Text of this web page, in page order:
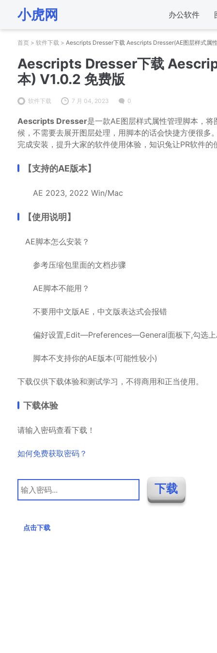
小虎网 办公软件
首页 > 软件下载 > Aescripts Dresser下载 Aescripts Dresser(AE图层样式属
Aescripts Dresser下载
本) V1.0.2 免费版
软件下载 7 月 04, 2023 0
Aescripts Dresser是一款AE图层样式属性管理脚本，
候，不需要去展开图层处理，用脚本的话会快捷方便很
完成安装，提升大家的软件使用体验，知识兔让PR软件的
【支持的AE版本】
AE 2023, 2022 Win/Mac
【使用说明】
AE脚本怎么安装？
参考压缩包里面的文档步骤
AE脚本不能用？
不要用中文版AE，中文版表达式会报错
偏好设置,Edit—Preferences—General面板下,勾选
脚本不支持你的AE版本(可能性较小)
下载仅供下载体验和测试学习，不得商用和正当使用。
下载体验
请输入密码查看下载！
如何免费获取密码？
点击下载